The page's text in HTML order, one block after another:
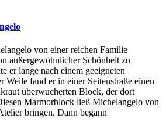
von einer reichen Familie
außergewöhnlicher Schönheit zu
er lange nach einem geeigneten
Weile fand er in einer Seitenstraße einen
überwucherten Block, der dort
Marmorblock ließ Michelangelo von
bringen. Dann begann